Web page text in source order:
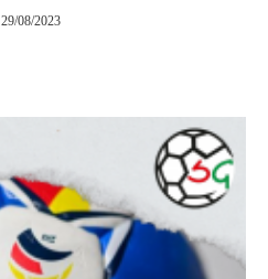
29/08/2023